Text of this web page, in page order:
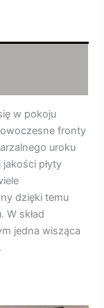
w pokoju
fronty
uroku
płyty
dzięki temu
W skład
jedna wisząca